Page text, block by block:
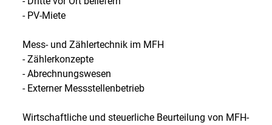
- PV-Miete
Mess- und Zählertechnik im MFH
- Zählerkonzepte
- Abrechnungswesen
- Externer Messstellenbetrieb
Wirtschaftliche und steuerliche Beurteilung von MFH-